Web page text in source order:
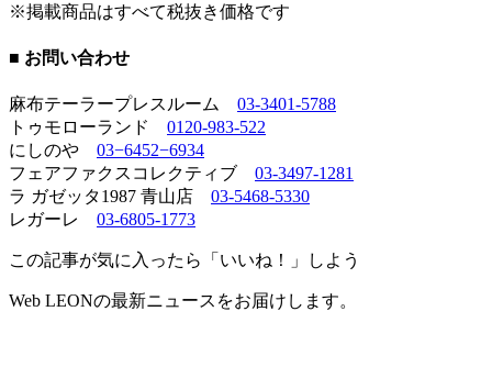
※掲載商品はすべて税抜き価格です
■ お問い合わせ
麻布テーラープレスルーム 03-3401-5788
トゥモローランド 0120-983-522
にしのや 03−6452−6934
フェアファクスコレクティブ 03-3497-1281
ラ ガゼッタ1987 青山店 03-5468-5330
レガーレ 03-6805-1773
この記事が気に入ったら「いいね！」しよう
Web LEONの最新ニュースをお届けします。